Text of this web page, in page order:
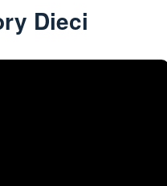
Dieci